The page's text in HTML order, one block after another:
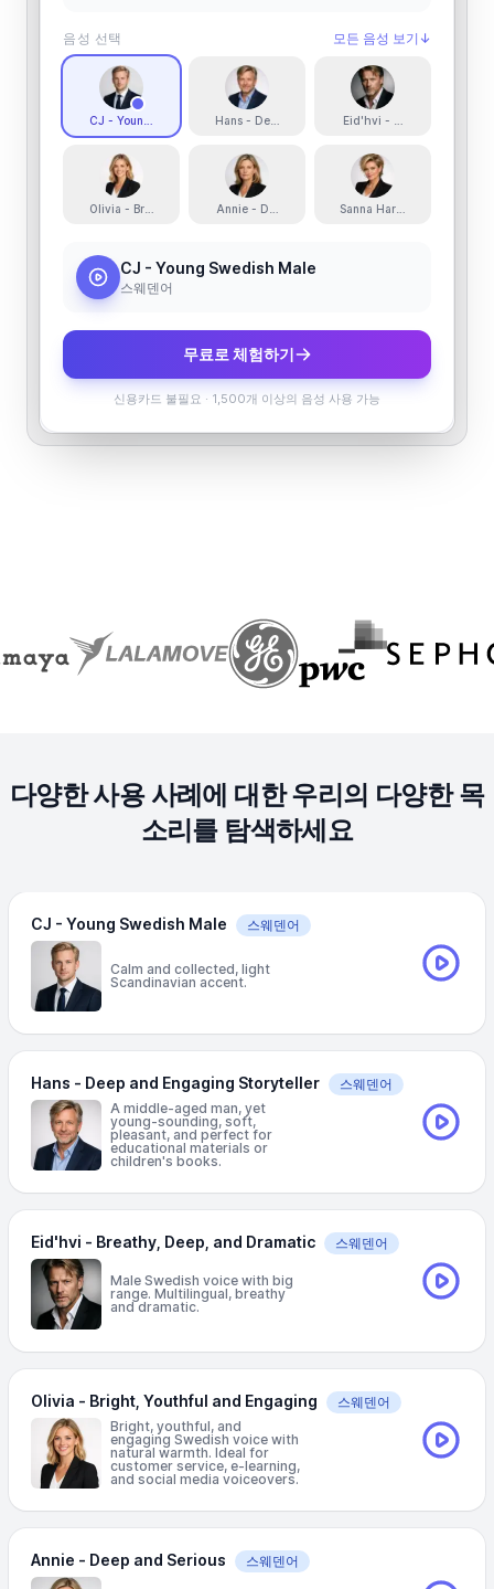
음성 선택 모든 음성 보기 ↓
CJ - Young Swedish MaleHans - Deep and Engaging Storyteller
Eid'hvi - Breathy, Deep,
Olivia - Bright, Youthful and Engaging
Annie - Deep and SeriousSanna Hartfield - Sassy
CJ - Young Swedish Male
스웨덴어
무료로 체험하기
신용카드 불필요 · 1,500개 이상의 음성 사용 가능
다양한 사용 사례에 대한 우리의 다양한 목
소리를 탐색하세요
CJ - Young Swedish Male 스웨덴어
Calm and collected, light
Scandinavian accent.
Hans - Deep and Engaging Storyteller
스웨덴어
A middle-aged man, yet
young-sounding, soft,
pleasant, and perfect for
educational materials or
children's books.
Eid'hvi - Breathy, Deep, and Dramatic 스웨덴어
Male Swedish voice with big
range. Multilingual, breathy
and dramatic.
Olivia - Bright, Youthful and Engaging
스웨덴어
Bright, youthful, and
engaging Swedish voice with
natural warmth. Ideal for
customer service, e-learning,
and social media voiceovers.
Annie - Deep and Serious 스웨덴어